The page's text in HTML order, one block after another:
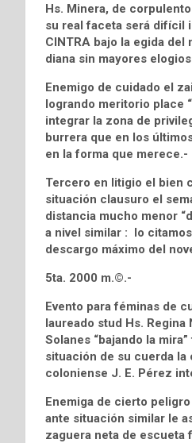
Hs. Minera, de
su real faceta será difícil
CINTRA bajo la egida
diana sin mayores
Enemigo de cuidado el
logrando meritorio place
integrar la zona de
burrera que en los
en la forma que merece.-
Tercero en litigio el bien
situación clausuro el
distancia mucho menor
a nivel similar : lo
descargo máximo del
5ta. 2000 m.©.-
Evento para féminas de
laureado stud Hs.
Solanes “bajando la
situación de su cuerda
coloniense J. E. Pérez
Enemiga de cierto
ante situación similar le
zaguera neta de escueta